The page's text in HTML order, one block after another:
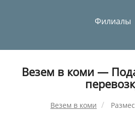
Филиалы
Везем в коми —
Везем в коми